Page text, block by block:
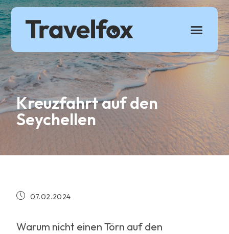
Kreuzfahrt auf den
Seychellen
07.02.2024
Warum nicht einen Törn auf den